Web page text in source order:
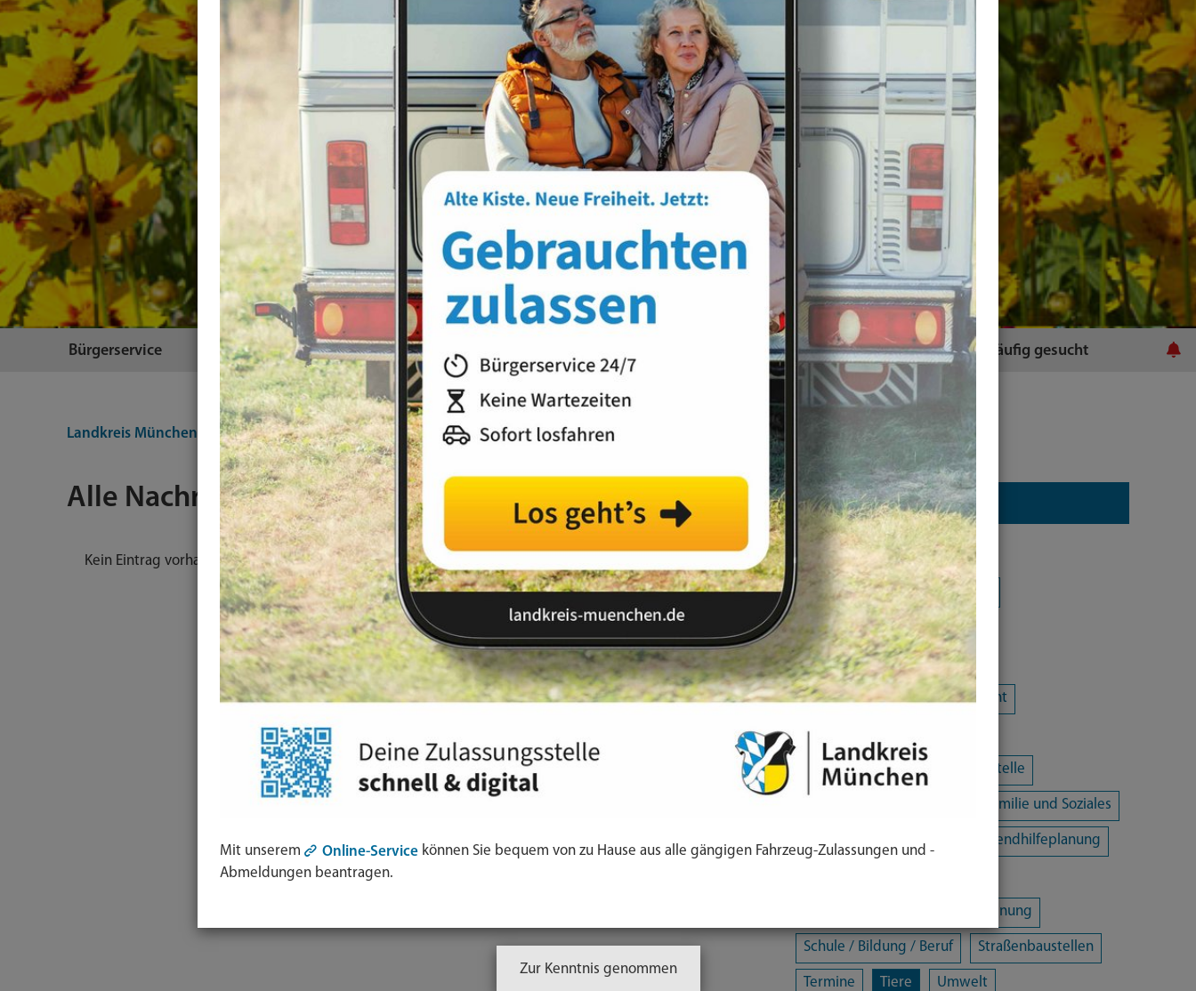
Bürgerservice Themen Landratsamt Häufig gesucht
Landkreis München Nachrichten
Alle Nachrichten
Kein Eintrag vorhanden.
Kategorie
Alle Kategorien Amtsblatt
Arbeit / Gewerbe / Jobcenter
Ausländerrecht & Integration
Bauen und Wohnen
Bürgerschaftliches Engagement
Chancengleichheit
Eltern- und Jugendberatungsstelle
Familie und Soziales
Freizeit / Kultur / Sport Jugendhilfeplanung
Öffentliche Sicherheit und Ordnung
Schule / Bildung / Beruf Straßenbaustellen
Termine Tiere Umwelt
Mit unserem Online-Service können Sie bequem von zu Hause aus alle gängigen Fahrzeug-Zulassungen und -
Abmeldungen beantragen.
Zur Kenntnis genommen